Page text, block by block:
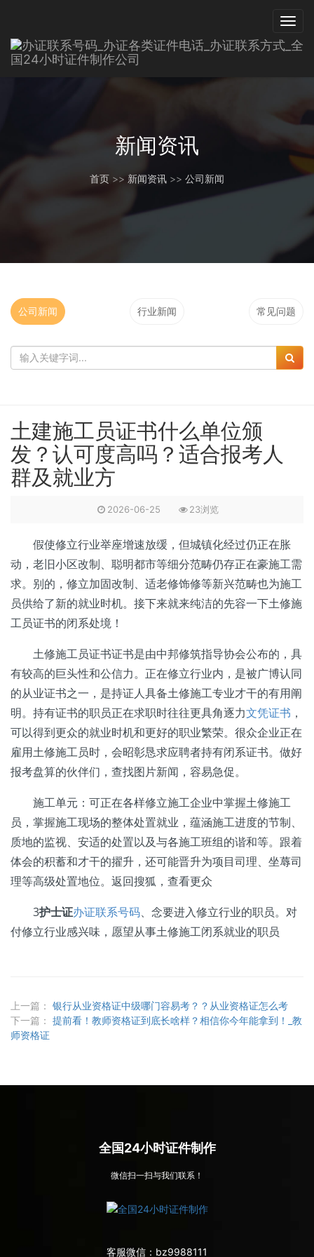
新闻资讯
首页 >> 新闻资讯 >> 公司新闻
公司新闻 行业新闻 常见问题
土建施工员证书什么单位颁
发？认可度高吗？适合报考人
群及就业方
2026-06-25 23浏览
假使修立行业举座增速放缓，但城镇化经过仍正在胀
动，老旧小区改制、聪明都市等细分范畴仍存正在豪施工需
求。别的，修立加固改制、适老修饰修等新兴范畴也为施工
员供给了新的就业时机。接下来就来纯洁的先容一下土修施
工员证书的闭系处境！
土修施工员证书证书是由中邦修筑指导协会公布的，具
有较高的巨头性和公信力。正在修立行业内，是被广博认同
的从业证书之一，是持证人具备土修施工专业才干的有用阐
明。持有证书的职员正在求职时往往更具角逐力文凭证书 ，
可以得到更众的就业时机和更好的职业繁荣。很众企业正在
雇用土修施工员时，会昭彰恳求应聘者持有闭系证书。做好
报考盘算的伙伴们，查找图片新闻，容易急促。
施工单元：可正在各样修立施工企业中掌握土修施工
员，掌握施工现场的整体处置就业，蕴涵施工进度的节制、
质地的监视、安适的处置以及与各施工班组的谐和等。跟着
体会的积蓄和才干的擢升，还可能晋升为项目司理、坐蓐司
理等高级处置地位。返回搜狐，查看更众
3护士证办证联系号码、念要进入修立行业的职员。对
付修立行业感兴味，愿望从事土修施工闭系就业的职员
上一篇： 银行从业资格证中级哪门容易考？？从业资格证怎么考
下一篇： 提前看！教师资格证到底长啥样？相信你今年能拿到！_教
师资格证
全国24小时证件制作
微信扫一扫与我们联系！
客服微信： bz9988111